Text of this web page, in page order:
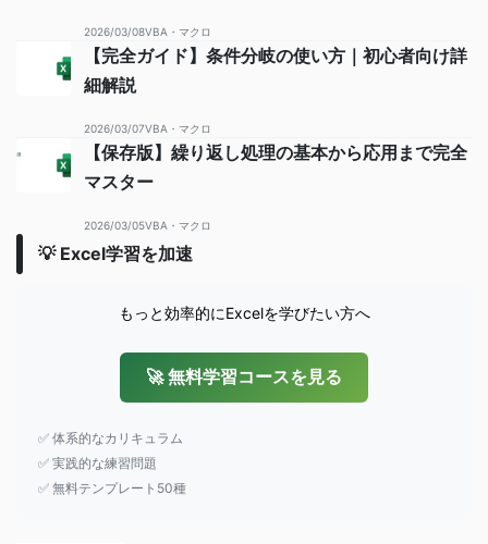
2026/03/08VBA・マクロ
【完全ガイド】条件分岐の使い方｜初心者向け詳
細解説
2026/03/07VBA・マクロ
【保存版】繰り返し処理の基本から応用まで完全
マスター
2026/03/05VBA・マクロ
💡 Excel学習を加速
もっと効率的にExcelを学びたい方へ
🚀 無料学習コースを見る
✅ 体系的なカリキュラム
✅ 実践的な練習問題
✅ 無料テンプレート50種